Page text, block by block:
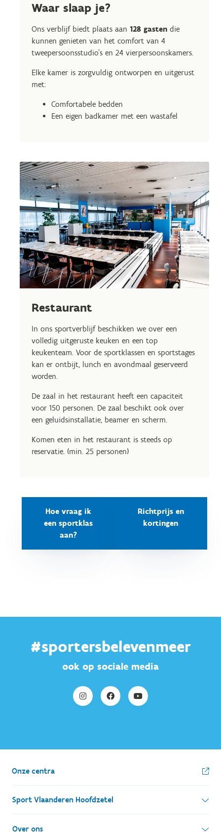
Waar slaap je?
Ons verblijf biedt plaats aan 128 gasten die
kunnen genieten van het comfort van 4
tweepersoonsstudio's en 24 vierpersoonskamers.
Elke kamer is zorgvuldig ontworpen en uitgerust
met:
Comfortabele bedden
Een eigen badkamer met een wastafel
Restaurant
In ons sportverblijf beschikken we over een
volledig uitgeruste keuken en een top
keukenteam. Voor de sportklassen en sportstages
kan er ontbijt, lunch en avondmaal geserveerd
worden.
De zaal in het restaurant heeft een capaciteit
voor 150 personen. De zaal beschikt ook over
een geluidsinstallatie, beamer en scherm.
Komen eten in het restaurant is steeds op
reservatie. (min. 25 personen)
Hoe vraag ik
een sportklas
aan?
Richtprijs en
kortingen
#sportersbelevenmeer
ook op sociale media
Onze centra
Sport Vlaanderen Hoofdzetel
Simon Bolivarlaan 17
Over ons